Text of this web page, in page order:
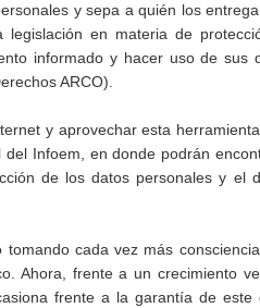
y sepa a quién los
en materia de
informado y hacer uso de sus
ARCO).
y aprovechar esta
del Infoem, en donde podrán
de los datos personales y el
cada vez más
Ahora, frente a un crecimiento
frente a la garantía de este